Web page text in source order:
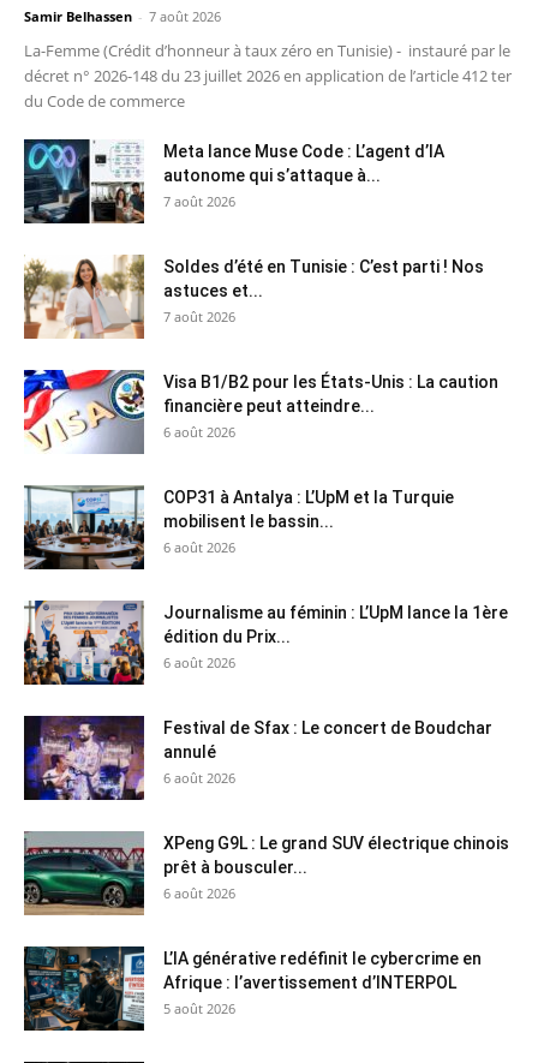
Samir Belhassen - 7 août 2026
La-Femme (Crédit d’honneur à taux zéro en Tunisie) - instauré par le
décret n° 2026-148 du 23 juillet 2026 en application de l’article 412 ter
du Code de commerce
Meta lance Muse Code : L’agent d’IA
autonome qui s’attaque à...
7 août 2026
Soldes d’été en Tunisie : C’est parti ! Nos
astuces et...
7 août 2026
Visa B1/B2 pour les États-Unis : La caution
financière peut atteindre...
6 août 2026
COP31 à Antalya : L’UpM et la Turquie
mobilisent le bassin...
6 août 2026
Journalisme au féminin : L’UpM lance la 1ère
édition du Prix...
6 août 2026
Festival de Sfax : Le concert de Boudchar
annulé
6 août 2026
XPeng G9L : Le grand SUV électrique chinois
prêt à bousculer...
6 août 2026
L’IA générative redéfinit le cybercrime en
Afrique : l’avertissement d’INTERPOL
5 août 2026